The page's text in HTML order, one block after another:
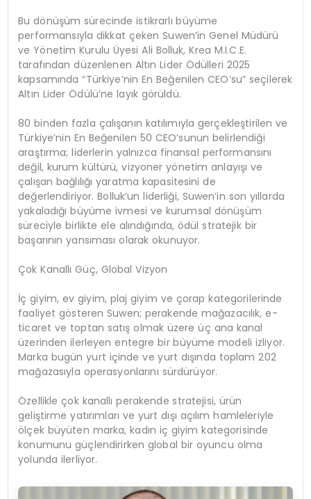
Bu dönüşüm sürecinde istikrarlı büyüme
performansıyla dikkat çeken Suwen’in Genel Müdürü
ve Yönetim Kurulu Üyesi Ali Bolluk,Krea M.I.C.E.
tarafından düzenlenen Altın Lider Ödülleri 2025
kapsamında “Türkiye’nin En Beğenilen CEO’su” seçilerek
Altın Lider Ödülü’ne layık görüldü.
80 binden fazla çalışanın katılımıyla gerçekleştirilen ve
Türkiye’nin En Beğenilen 50 CEO’sunun belirlendiği
araştırma; liderlerin yalnızca finansal performansını
değil, kurum kültürü, vizyoner yönetim anlayışı ve
çalışan bağlılığı yaratma kapasitesini de
değerlendiriyor.Bolluk’un liderliği, Suwen’in son yıllarda
yakaladığı büyüme ivmesi ve kurumsal dönüşüm
süreciyle birlikte ele alındığında, ödül stratejik bir
başarının yansıması olarak okunuyor.
Çok Kanallı Güç, Global Vizyon
İç giyim, ev giyim, plaj giyim ve çorap kategorilerinde
faaliyet gösteren Suwen; perakende mağazacılık, e-
ticaret ve toptan satış olmak üzere üç ana kanal
üzerinden ilerleyen entegre bir büyüme modeli izliyor.
Marka bugün yurt içinde ve yurt dışında toplam 202
mağazasıyla operasyonlarını sürdürüyor.
Özellikle çok kanallı perakende stratejisi, ürün
geliştirme yatırımları ve yurt dışı açılım hamleleriyle
ölçek büyüten marka, kadın iç giyim kategorisinde
konumunu güçlendirirken global bir oyuncu olma
yolunda ilerliyor.